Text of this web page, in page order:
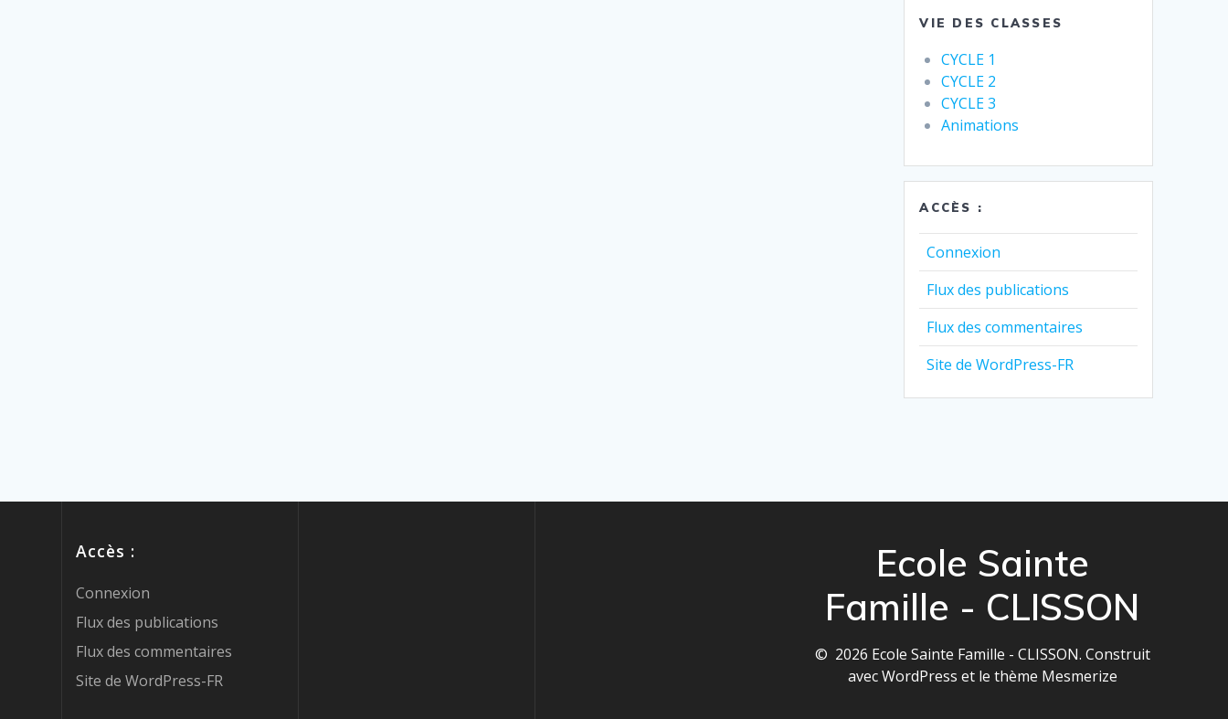
VIE DES CLASSES
CYCLE 1
CYCLE 2
CYCLE 3
Animations
ACCÈS :
Connexion
Flux des publications
Flux des commentaires
Site de WordPress-FR
Accès :
Connexion
Flux des publications
Flux des commentaires
Site de WordPress-FR
Ecole Sainte
Famille - CLISSON
© 2026 Ecole Sainte Famille - CLISSON. Construit
avec WordPress et le thème Mesmerize